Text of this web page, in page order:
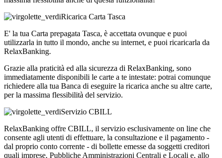
Ricarica Carta Tasca
E' la tua Carta prepagata Tasca, è accettata ovunque e puoi
utilizzarla in tutto il mondo, anche su internet, e puoi ricaricarla da
RelaxBanking.
Grazie alla praticità ed alla sicurezza di RelaxBanking, sono
immediatamente disponibili le carte a te intestate: potrai comunque
richiedere alla tua Banca di eseguire la ricarica anche su altre carte,
per la massima flessibilità del servizio.
Servizio CBILL
RelaxBanking offre CBILL, il servizio esclusivamente on line che
consente agli utenti di effettuare, la consultazione e il pagamento -
dal proprio conto corrente - di bollette emesse da soggetti creditori
quali imprese, Pubbliche Amministrazioni Centrali e Locali e, allo